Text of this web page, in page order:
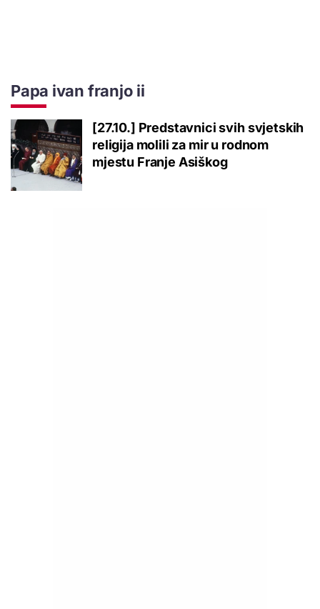
Papa ivan franjo ii
[27.10.] Predstavnici svih svjetskih
religija molili za mir u rodnom
mjestu Franje Asiškog